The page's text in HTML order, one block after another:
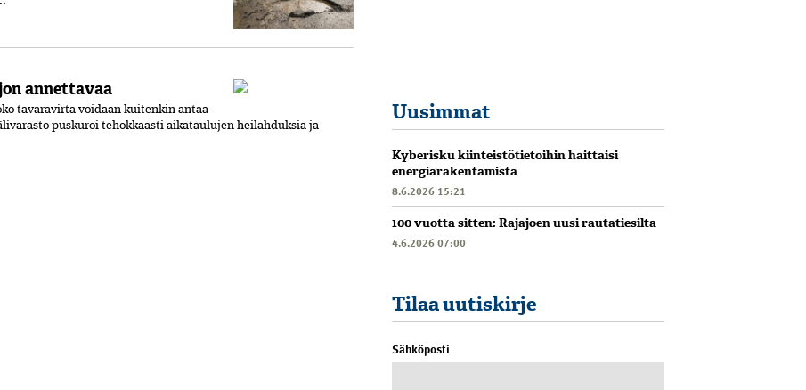
annettavaa
tavaravirta voidaan kuitenkin antaa
puskuroi tehokkaasti aikataulujen heilahduksia ja
Uusimmat
Kyberisku kiinteistötietoihin haittaisi
energiarakentamista
8.6.2026 15:21
100 vuotta sitten: Rajajoen uusi rautatiesilta
4.6.2026 07:00
Tilaa uutiskirje
Sähköposti